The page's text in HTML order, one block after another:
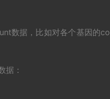
数据，比如对各个基因的
据：